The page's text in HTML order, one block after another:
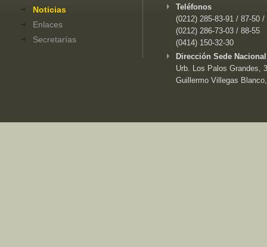
Noticias
Enlaces
Secretarías
Teléfonos
(0212) 285-83-91 / 87-50 /
(0212) 286-73-03 / 88-55
(0414) 150-32-30
Dirección Sede
Urb. Los Palos Grandes,
Guillermo Villegas